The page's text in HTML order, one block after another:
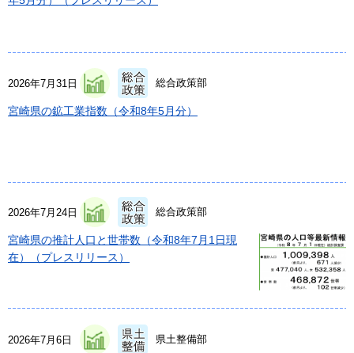
2026年7月31日 総合政策部
宮崎県の鉱工業指数（令和8年5月分）
2026年7月24日 総合政策部
宮崎県の推計人口と世帯数（令和8年7月1日現
在）（プレスリリース）
2026年7月6日 県土整備部